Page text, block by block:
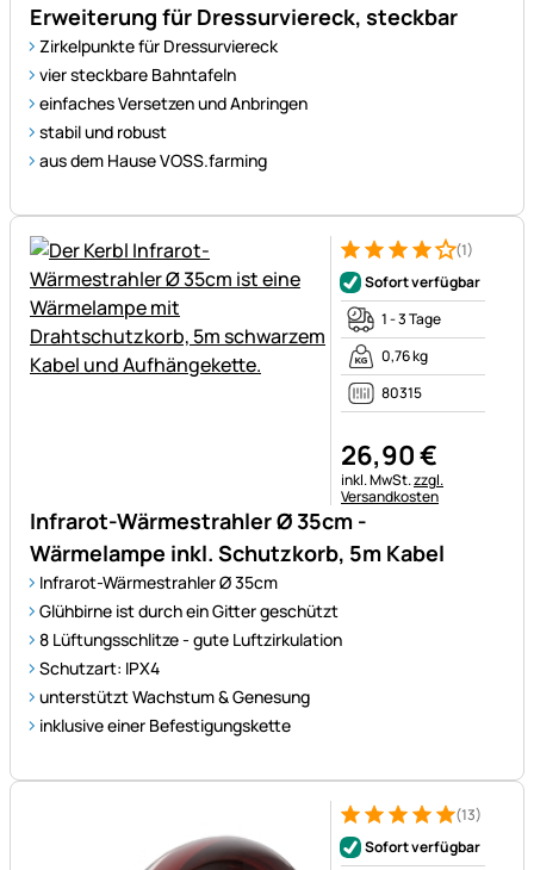
Erweiterung für Dressurviereck, steckbar
Zirkelpunkte für Dressurviereck
vier steckbare Bahntafeln
einfaches Versetzen und Anbringen
stabil und robust
aus dem Hause VOSS.farming
Infrarot-Wärmestrahler Ø 35cm -
Wärmelampe inkl. Schutzkorb, 5m Kabel
Infrarot-Wärmestrahler Ø 35cm
Glühbirne ist durch ein Gitter geschützt
8 Lüftungsschlitze - gute Luftzirkulation
Schutzart: IPX4
unterstützt Wachstum & Genesung
inklusive einer Befestigungskette
Bewertung: 4 von 5 (1
1 Bewertung
(1)
Sofort verfügbar
1 - 3 Tage
0,76 kg
80315
26,90€
Steuerhinweis:
inkl. MwSt.zzgl.
Versandkosten
Bewertung: 5 von 5 (13
13 Bewertungen (13)
Sofort verfügbar